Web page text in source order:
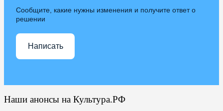
Сообщите, какие нужны изменения и получите ответ о
решении
Написать
Наши анонсы на Культура.РФ